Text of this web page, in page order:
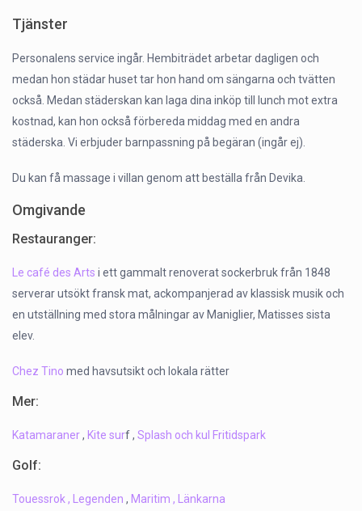
Tjänster
Personalens service ingår. Hembiträdet arbetar dagligen och
medan hon städar huset tar hon hand om sängarna och tvätten
också. Medan städerskan kan laga dina inköp till lunch mot extra
kostnad, kan hon också förbereda middag med en andra
städerska. Vi erbjuder barnpassning på begäran (ingår ej).
Du kan få massage i villan genom att beställa från Devika.
Omgivande
Restauranger:
Le café des Arts i ett gammalt renoverat sockerbruk från 1848
serverar utsökt fransk mat, ackompanjerad av klassisk musik och
en utställning med stora målningar av Maniglier, Matisses sista
elev.
Chez Tino med havsutsikt och lokala rätter
Mer:
Katamaraner, Kite surf ,Splash och kul Fritidspark
Golf:
Touessrok , Legenden , Maritim , Länkarna